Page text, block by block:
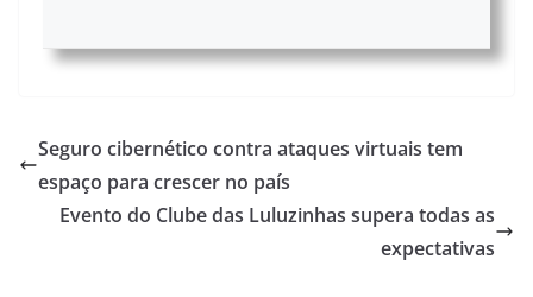
Seguro cibernético contra ataques virtuais tem
espaço para crescer no país
Evento do Clube das Luluzinhas supera todas as
expectativas